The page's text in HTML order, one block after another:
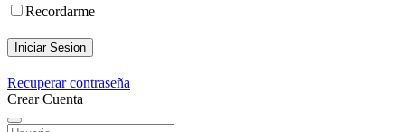
Recordarme
Iniciar Sesion
Recuperar contraseña
Crear Cuenta